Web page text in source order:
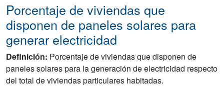
Porcentaje de viviendas que
disponen de paneles solares para
generar electricidad
Definición: Porcentaje de viviendas que disponen de
paneles solares para la generación de electricidad respecto
del total de viviendas particulares habitadas.